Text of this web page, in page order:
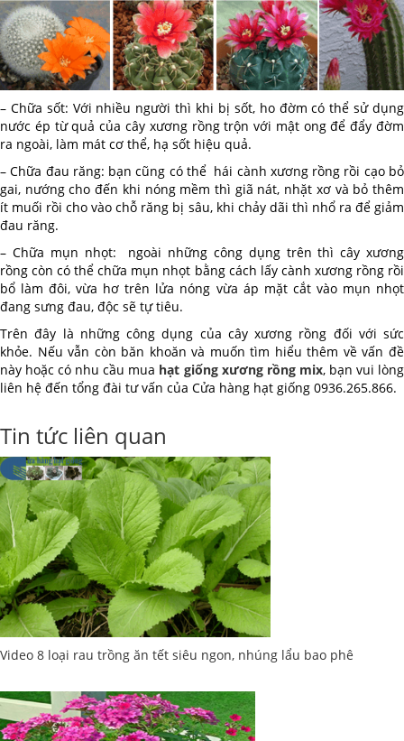
– Chữa sốt: Với nhiều người thì khi bị sốt, ho đờm có thể sử dụng
nước ép từ quả của cây xương rồng trộn với mật ong để đẩy đờm
ra ngoài, làm mát cơ thể, hạ sốt hiệu quả.
– Chữa đau răng: bạn cũng có thể hái cành xương rồng rồi cạo bỏ
gai, nướng cho đến khi nóng mềm thì giã nát, nhặt xơ và bỏ thêm
ít muối rồi cho vào chỗ răng bị sâu, khi chảy dãi thì nhổ ra để giảm
đau răng.
– Chữa mụn nhọt: ngoài những công dụng trên thì cây xương
rồng còn có thể chữa mụn nhọt bằng cách lấy cành xương rồng rồi
bổ làm đôi, vừa hơ trên lửa nóng vừa áp mặt cắt vào mụn nhọt
đang sưng đau, độc sẽ tự tiêu.
Trên đây là những công dụng của cây xương rồng đối với sức
khỏe. Nếu vẫn còn băn khoăn và muốn tìm hiểu thêm về vấn đề
này hoặc có nhu cầu mua hạt giống xương rồng mix, bạn vui lòng
liên hệ đến tổng đài tư vấn của Cửa hàng hạt giống 0936.265.866.
Tin tức liên quan
Video 8 loại rau trồng ăn tết siêu ngon, nhúng lẩu bao phê